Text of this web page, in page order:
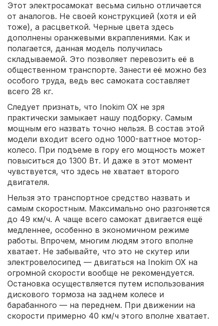
Этот электросамокат весьма сильно отличается
от аналогов. Не своей конструкцией (хотя и ей
тоже), а расцветкой. Черные цвета здесь
дополнены оранжевыми вкраплениями. Как и
полагается, данная модель получилась
складываемой. Это позволяет перевозить её в
общественном транспорте. Занести её можно без
особого труда, ведь вес самоката составляет
всего 28 кг.
Следует признать, что Inokim OX не зря
практически замыкает нашу подборку. Самым
мощным его назвать точно нельзя. В состав этой
модели входит всего одно 1000-ваттное мотор-
колесо. При подъеме в гору его мощность может
повыситься до 1300 Вт. И даже в этот момент
чувствуется, что здесь не хватает второго
двигателя.
Нельзя это транспортное средство назвать и
самым скоростным. Максимально оно разгоняется
до 49 км/ч. А чаще всего самокат двигается ещё
медленнее, особенно в экономичном режиме
работы. Впрочем, многим людям этого вполне
хватает. Не забывайте, что это не скутер или
электровелосипед — двигаться на Inokim OX на
огромной скорости вообще не рекомендуется.
Остановка осуществляется путем использования
дискового тормоза на заднем колесе и
барабанного — на переднем. При движении на
скорости примерно 40 км/ч этого вполне хватает.